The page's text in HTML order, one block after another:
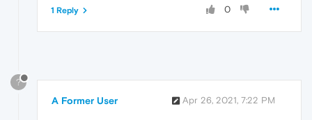
0
1 Reply
?
A Former User Apr 26, 2021, 7:22 PM